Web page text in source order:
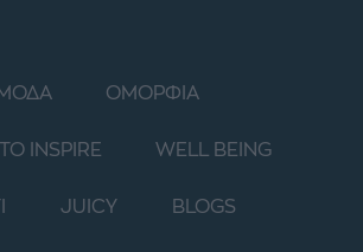
ΜΟΔΑ ΟΜΟΡΦΙΑ
INSPIRE WELL BEING
JUICY BLOGS